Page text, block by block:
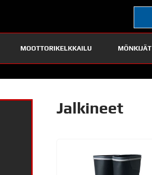
MOOTTORIKELKKAILU MÖNKIJÄT
Jalkineet